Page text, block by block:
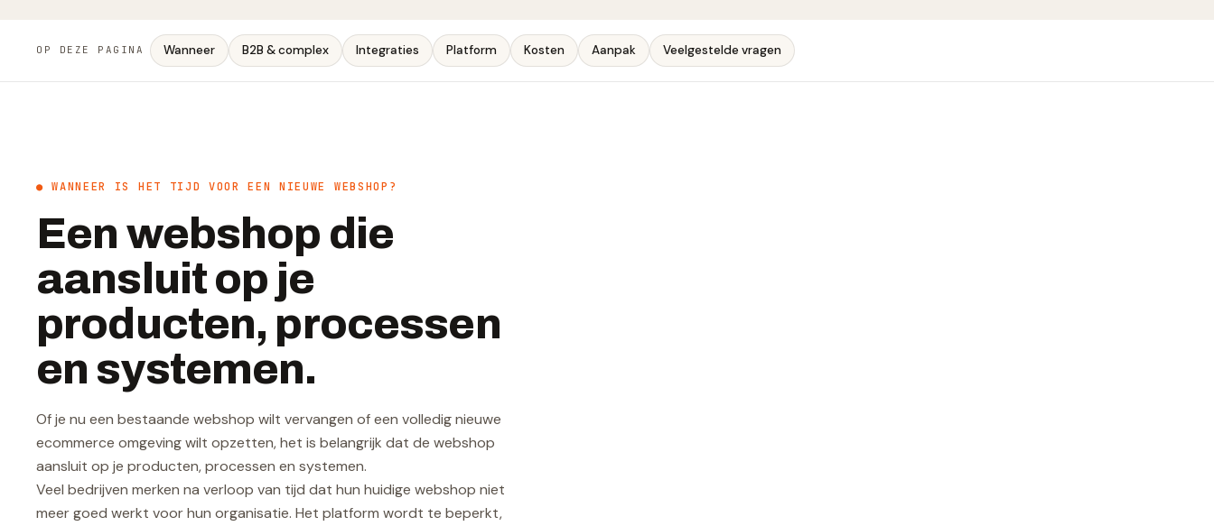
OP DEZE PAGINA Wanneer B2B & complex Integraties Platform Kosten Aanpak Veelgestelde vragen
● WANNEER IS HET TIJD VOOR EEN NIEUWE WEBSHOP?
Een webshop die
aansluit op je
producten, processen
en systemen.
Of je nu een bestaande webshop wilt vervangen of een volledig nieuwe
ecommerce omgeving wilt opzetten, het is belangrijk dat de webshop
aansluit op je producten, processen en systemen.
Veel bedrijven merken na verloop van tijd dat hun huidige webshop niet
meer goed werkt voor hun organisatie. Het platform wordt te beperkt,